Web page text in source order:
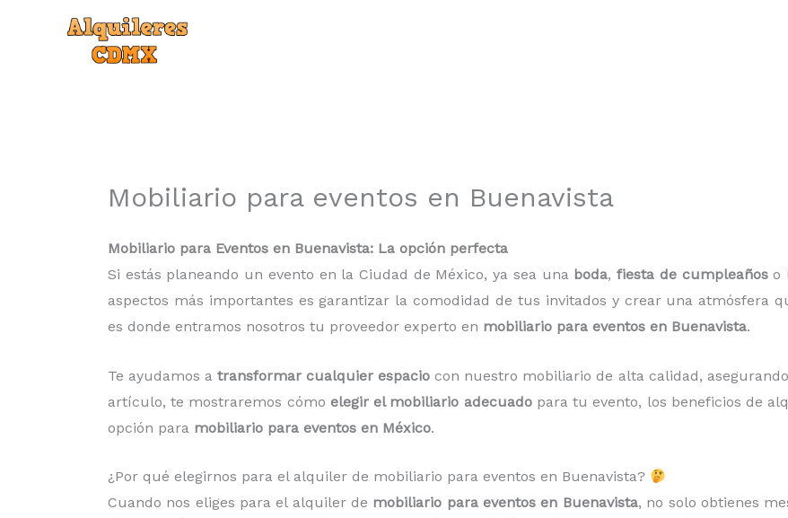
Mobiliario para eventos en Buenavista
Mobiliario para Eventos en Buenavista: La opción perfecta
Si estás planeando un evento en la Ciudad de México, ya sea una boda,fiesta de cumpleañoso
aspectos más importantes es garantizar la comodidad de tus invitados y crear una atmósfera
es donde entramos nosotros tu proveedor experto en mobiliario para eventos en Buenavista.
Te ayudamos atransformar cualquier espacio con nuestro mobiliario de alta calidad,
artículo, te mostraremos cómo elegir el mobiliario adecuadopara tu evento, los beneficios de
opción para mobiliario para eventos en México.
¿Por qué elegirnos para el alquiler de mobiliario para eventos en Buenavista?
Cuando nos eliges para el alquiler de mobiliario para eventos en Buenavista, no solo obtienes